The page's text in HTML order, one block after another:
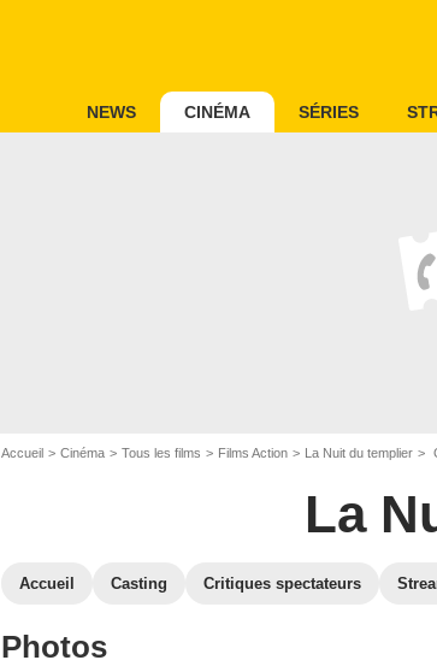
NEWS CINÉMA SÉRIES
Accueil Cinéma Tous les films Films Action La Nuit du templier
La
Accueil Casting Critiques spectateurs
Photos